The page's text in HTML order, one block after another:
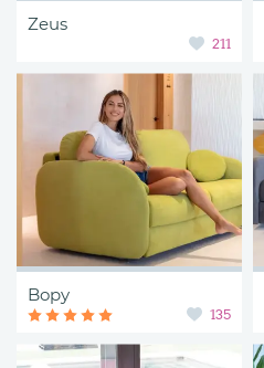
Zeus
211
Bopy
135